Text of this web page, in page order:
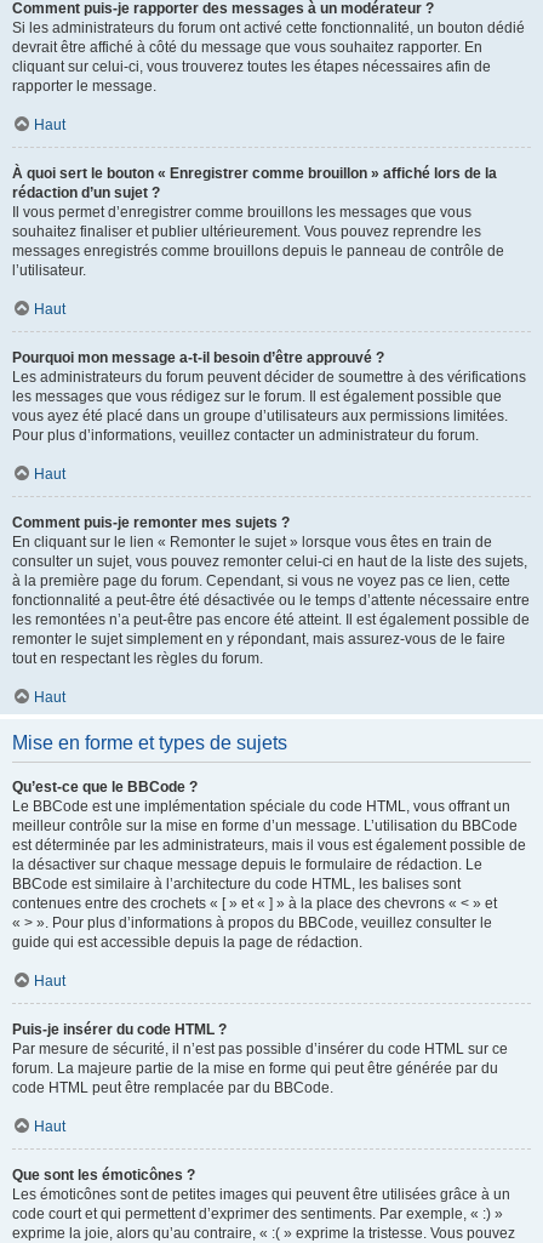
Comment puis-je rapporter des messages à un modérateur ?
Si les administrateurs du forum ont activé cette fonctionnalité, un bouton dédié
devrait être affiché à côté du message que vous souhaitez rapporter. En
cliquant sur celui-ci, vous trouverez toutes les étapes nécessaires afin de
rapporter le message.
Haut
À quoi sert le bouton « Enregistrer comme brouillon » affiché lors de la
rédaction d’un sujet ?
Il vous permet d’enregistrer comme brouillons les messages que vous
souhaitez finaliser et publier ultérieurement. Vous pouvez reprendre les
messages enregistrés comme brouillons depuis le panneau de contrôle de
l’utilisateur.
Haut
Pourquoi mon message a-t-il besoin d’être approuvé ?
Les administrateurs du forum peuvent décider de soumettre à des vérifications
les messages que vous rédigez sur le forum. Il est également possible que
vous ayez été placé dans un groupe d’utilisateurs aux permissions limitées.
Pour plus d’informations, veuillez contacter un administrateur du forum.
Haut
Comment puis-je remonter mes sujets ?
En cliquant sur le lien « Remonter le sujet » lorsque vous êtes en train de
consulter un sujet, vous pouvez remonter celui-ci en haut de la liste des sujets,
à la première page du forum. Cependant, si vous ne voyez pas ce lien, cette
fonctionnalité a peut-être été désactivée ou le temps d’attente nécessaire entre
les remontées n’a peut-être pas encore été atteint. Il est également possible de
remonter le sujet simplement en y répondant, mais assurez-vous de le faire
tout en respectant les règles du forum.
Haut
Mise en forme et types de sujets
Qu’est-ce que le BBCode ?
Le BBCode est une implémentation spéciale du code HTML, vous offrant un
meilleur contrôle sur la mise en forme d’un message. L’utilisation du BBCode
est déterminée par les administrateurs, mais il vous est également possible de
la désactiver sur chaque message depuis le formulaire de rédaction. Le
BBCode est similaire à l’architecture du code HTML, les balises sont
contenues entre des crochets « [ » et « ] » à la place des chevrons « < » et
« > ». Pour plus d’informations à propos du BBCode, veuillez consulter le
guide qui est accessible depuis la page de rédaction.
Haut
Puis-je insérer du code HTML ?
Par mesure de sécurité, il n’est pas possible d’insérer du code HTML sur ce
forum. La majeure partie de la mise en forme qui peut être générée par du
code HTML peut être remplacée par du BBCode.
Haut
Que sont les émoticônes ?
Les émoticônes sont de petites images qui peuvent être utilisées grâce à un
code court et qui permettent d’exprimer des sentiments. Par exemple, « :) »
exprime la joie, alors qu’au contraire, « :( » exprime la tristesse. Vous pouvez